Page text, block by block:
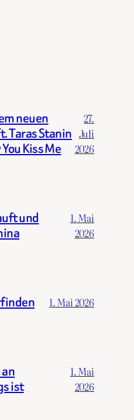
neuen
Taras Stanin
Kiss Me
27.
Juli
2026
und
1. Mai
2026
1. Mai 2026
ist
1. Mai
2026